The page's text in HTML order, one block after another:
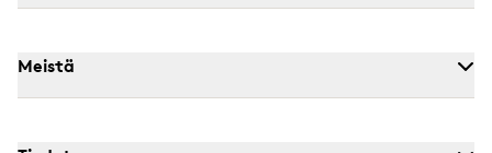
Meistä